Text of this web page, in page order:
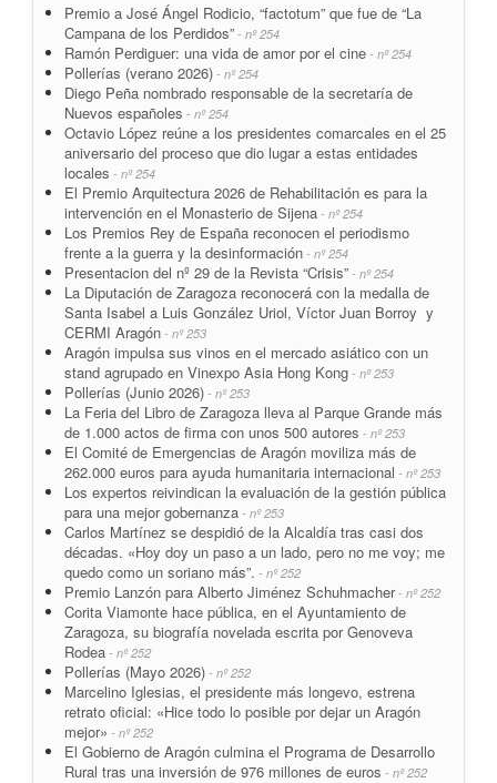
Premio a José Ángel Rodicio, “factotum” que fue de “La
Campana de los Perdidos” - nº 254
Ramón Perdiguer: una vida de amor por el cine - nº 254
Pollerías (verano 2026) - nº 254
Diego Peña nombrado responsable de la secretaría de
Nuevos españoles - nº 254
Octavio López reúne a los presidentes comarcales en el 25
aniversario del proceso que dio lugar a estas entidades
locales - nº 254
El Premio Arquitectura 2026 de Rehabilitación es para la
intervención en el Monasterio de Sijena - nº 254
Los Premios Rey de España reconocen el periodismo
frente a la guerra y la desinformación - nº 254
Presentacion del nº 29 de la Revista “Crisis” - nº 254
La Diputación de Zaragoza reconocerá con la medalla de
Santa Isabel a Luis González Uriol, Víctor Juan Borroy y
CERMI Aragón - nº 253
Aragón impulsa sus vinos en el mercado asiático con un
stand agrupado en Vinexpo Asia Hong Kong - nº 253
Pollerías (Junio 2026) - nº 253
La Feria del Libro de Zaragoza lleva al Parque Grande más
de 1.000 actos de firma con unos 500 autores - nº 253
El Comité de Emergencias de Aragón moviliza más de
262.000 euros para ayuda humanitaria internacional - nº 253
Los expertos reivindican la evaluación de la gestión pública
para una mejor gobernanza - nº 253
Carlos Martínez se despidió de la Alcaldía tras casi dos
décadas. «Hoy doy un paso a un lado, pero no me voy; me
quedo como un soriano más”. - nº 252
Premio Lanzón para Alberto Jiménez Schuhmacher- nº 252
Corita Viamonte hace pública, en el Ayuntamiento de
Zaragoza, su biografía novelada escrita por Genoveva
Rodea - nº 252
Pollerías (Mayo 2026) - nº 252
Marcelino Iglesias, el presidente más longevo, estrena
retrato oficial: «Hice todo lo posible por dejar un Aragón
mejor» - nº 252
El Gobierno de Aragón culmina el Programa de Desarrollo
Rural tras una inversión de 976 millones de euros - nº 252